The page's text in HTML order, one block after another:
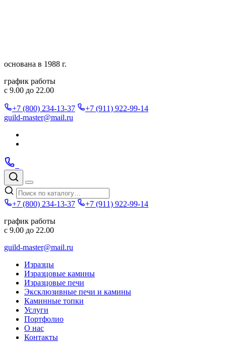
основана в 1988 г.
график работы
с 9.00 до 22.00
+7 (800) 234-13-37
+7 (911) 922-99-14
guild-master@mail.ru
Позвонить
Поиск
по
каталогу
Меню
+7 (800) 234-13-37
+7 (911) 922-99-14
график работы
с 9.00 до 22.00
guild-master@mail.ru
Изразцы
Изразцовые камины
Изразцовые печи
Эксклюзивные печи и камины
Каминные топки
Услуги
Портфолио
О нас
Контакты